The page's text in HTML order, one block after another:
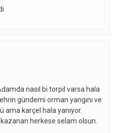
nasıl bi torpil varsa hala
gündemi orman yangını ve
ama karçel hala yanıyor.
kazanan herkese selam olsun.